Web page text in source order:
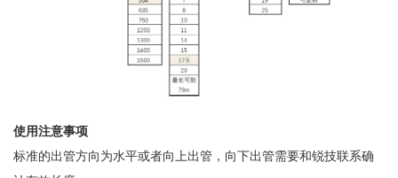
使用注意事项
标准的出管方向为水平或者向上出管，向下出管需要和锐技联系确